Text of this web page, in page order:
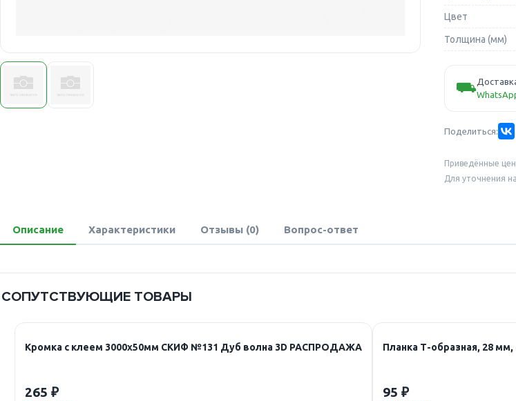
Цвет
Толщина (мм)
⛟
Поделиться:
Приведённые
Для уточнения
Описание Характеристики Отзывы (0) Вопрос-ответ
СОПУТСТВУЮЩИЕ ТОВАРЫ
Кромка с клеем 3000х50мм СКИФ №131 Дуб волна 3D РАСПРОДАЖА
265 ₽
Планка Т-образная, 28
95 ₽